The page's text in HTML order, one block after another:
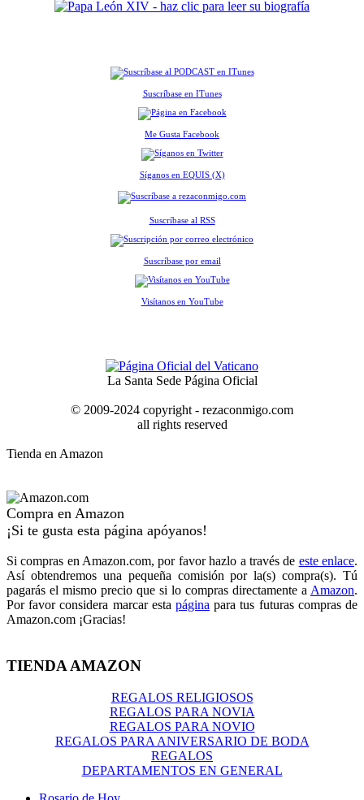
Suscríbase en ITunes
Me Gusta Facebook
Síganos en EQUIS (X)
Suscríbase al RSS
Suscríbase por email
Visítanos en YouTube
La Santa Sede Página Oficial
© 2009-2024 copyright - rezaconmigo.com
all rights reserved
Tienda en Amazon
Compra en Amazon
¡Si te gusta esta página apóyanos!
Si compras en Amazon.com, por favor hazlo a través de este enlace.
Así obtendremos una pequeña comisión por la(s) compra(s). Tú
pagarás el mismo precio que si lo compras directamente a Amazon.
Por favor considera marcar esta página para tus futuras compras de
Amazon.com ¡Gracias!
TIENDA AMAZON
REGALOS RELIGIOSOS
REGALOS PARA NOVIA
REGALOS PARA NOVIO
REGALOS PARA ANIVERSARIO DE BODA
REGALOS
DEPARTAMENTOS EN GENERAL